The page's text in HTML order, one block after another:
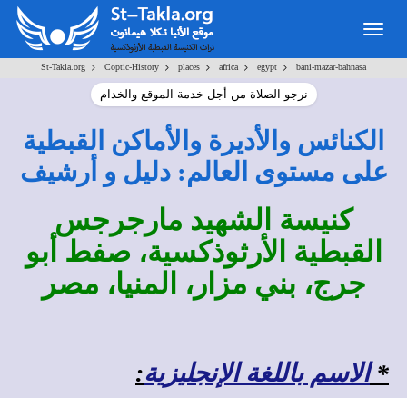
St-Takla.org > Coptic-History > places > africa > egypt > bani-mazar-bahnasa
نرجو الصلاة من أجل خدمة الموقع والخدام
الكنائس والأديرة والأماكن القبطية
على مستوى العالم: دليل و أرشيف
كنيسة الشهيد مارجرجس
القبطية الأرثوذكسية، صفط أبو
جرج، بني مزار، المنيا، مصر
*الاسم باللغة الإنجليزية: